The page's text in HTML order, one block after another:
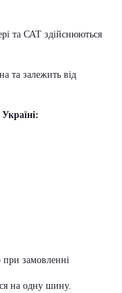
та САТ здійснюються
та залежить від
замовленні
на одну шину.